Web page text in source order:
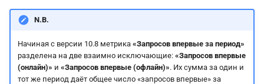
N.B.
Начиная с версии 10.8 метрика «Запросов впервые за период»
разделена на две взаимно исключающие: «Запросов впервые
(онлайн)» и «Запросов впервые (офлайн)». Их сумма за один и
тот же период даёт общее число «запросов впервые» за